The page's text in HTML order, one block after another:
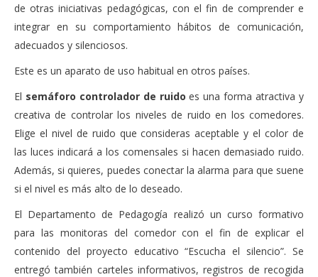
de otras iniciativas pedagógicas, con el fin de comprender e
integrar en su comportamiento hábitos de comunicación,
adecuados y silenciosos.
Este es un aparato de uso habitual en otros países.
El semáforo controlador de ruido es una forma atractiva y
creativa de controlar los niveles de ruido en los comedores.
Elige el nivel de ruido que consideras aceptable y el color de
las luces indicará a los comensales si hacen demasiado ruido.
Además, si quieres, puedes conectar la alarma para que suene
si el nivel es más alto de lo deseado.
El Departamento de Pedagogía realizó un curso formativo
para las monitoras del comedor con el fin de explicar el
contenido del proyecto educativo “Escucha el silencio”. Se
entregó también carteles informativos, registros de recogida